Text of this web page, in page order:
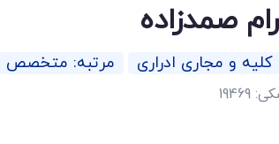
صمدزاده
و مجاری ادراری مرتبه: متخصص